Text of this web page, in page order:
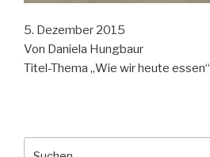
5. Dezember 2015
Von Daniela Hungbaur
Titel-Thema „Wie wir heute essen“